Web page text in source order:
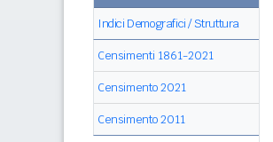
Indici Demografici / Struttura
Censimenti 1861-2021
Censimento 2021
Censimento 2011